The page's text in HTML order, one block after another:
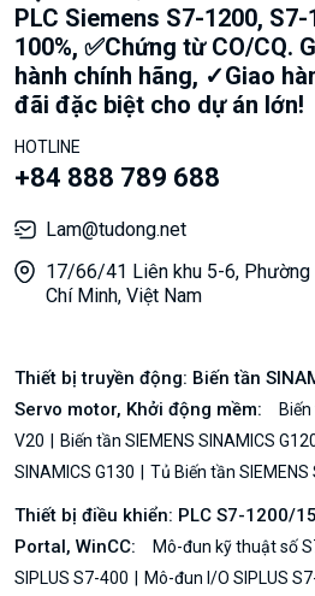
PLC Siemens S7-1200,
100%, ✅Chứng từ CO/CQ.
hành chính hãng, ✓Giao
đãi đặc biệt cho dự án lớn!
HOTLINE
+84 888 789 688
Lam@tudong.net
17/66/41 Liên khu 5-6, Phường
Chí Minh, Việt Nam
Thiết bị truyền động: Biến tần
Servo motor, Khởi động mềm:
V20
Biến tần SIEMENS SINAMICS
SINAMICS G130
Tủ Biến tần SIEMENS
Thiết bị điều khiển: PLC S7-1200/
Portal, WinCC:
Mô-đun kỹ thuật số
SIPLUS S7-400
Mô-đun I/O SIPLUS